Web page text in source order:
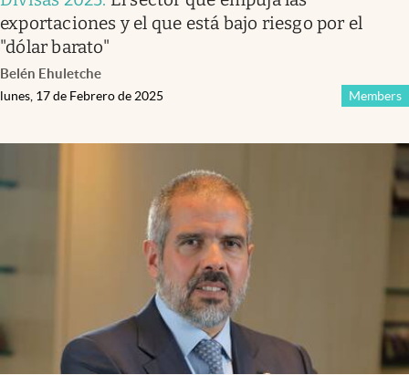
exportaciones y el que está bajo riesgo por el
"dólar barato"
Belén Ehuletche
Members
lunes, 17 de Febrero de 2025